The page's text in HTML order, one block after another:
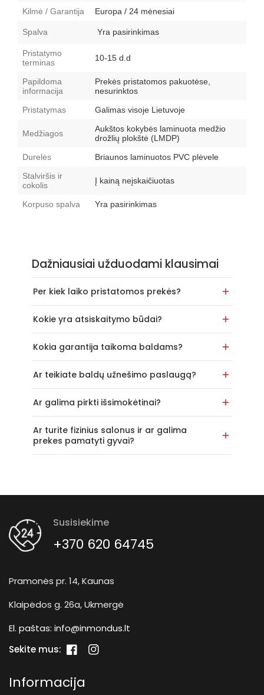
Kilmė / Garantija
Europa / 24 mėnesiai
Spalva Yra pasirinkimas
Pristatymo
terminas
10-15 d.d
Papildoma
informacija
Prekės pristatomos pakuotėse,
nesurinktos
Pristatymas
Galimas visoje Lietuvoje
Medžiagos
Aukštos kokybės laminuota medžio
drožlių plokštė (LMDP)
Durelės
Briaunos laminuotos PVC plėvele
Stalviršis ir
cokolis
Į kainą neįskaičiuotas
Korpuso spalva Yra pasirinkimas
Dažniausiai užduodami klausimai
Per kiek laiko pristatomos prekės?
Kokie yra atsiskaitymo būdai?
Kokia garantija taikoma baldams?
Ar teikiate baldų užnešimo paslaugą?
Ar galima pirkti išsimokėtinai?
Ar turite fizinius salonus ir ar galima
prekes pamatyti gyvai?
Susisiekime
+370 620 64745
Pramonės pr. 14, Kaunas
Klaipėdos g. 26a, Ukmergė
El. paštas: info@inmondus.lt
Sekite mus:
„Facebook“„Instagram“
Informacija